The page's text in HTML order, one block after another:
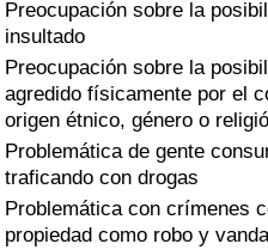
Preocupación sobre la
insultado
Preocupación sobre la
agredido físicamente por el
origen étnico, género o
Problemática de gente
traficando con drogas
Problemática con crímenes
propiedad como robo y
Contaminación
Índice de Contaminación
Índice de contaminación
Índice de Contaminación